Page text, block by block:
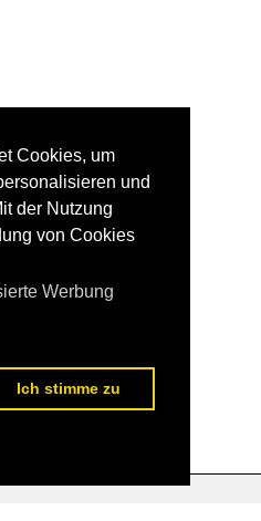
Cookies, um
und
der Nutzung
von Cookies
Werbung
Ich stimme zu